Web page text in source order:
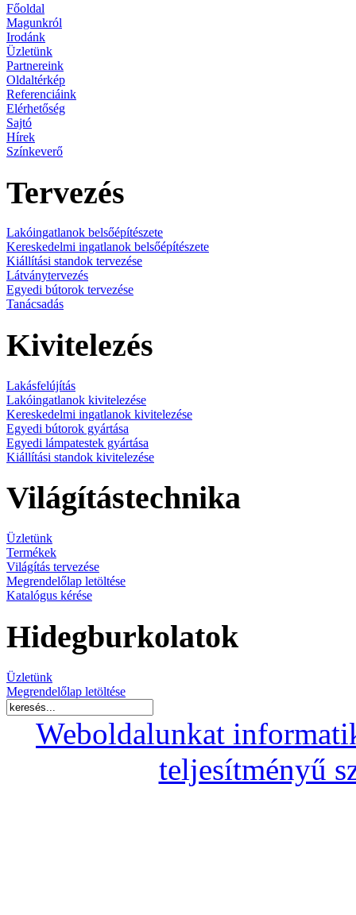
Főoldal
Magunkról
Irodánk
Üzletünk
Partnereink
Oldaltérkép
Referenciáink
Elérhetőség
Sajtó
Hírek
Színkeverő
Tervezés
Lakóingatlanok belsőépítészete
Kereskedelmi ingatlanok belsőépítészete
Kiállítási standok tervezése
Látványtervezés
Egyedi bútorok tervezése
Tanácsadás
Kivitelezés
Lakásfelújítás
Lakóingatlanok kivitelezése
Kereskedelmi ingatlanok kivitelezése
Egyedi bútorok gyártása
Egyedi lámpatestek gyártása
Kiállítási standok kivitelezése
Világítástechnika
Üzletünk
Termékek
Világítás tervezése
Megrendelőlap letöltése
Katalógus kérése
Hidegburkolatok
Üzletünk
Megrendelőlap letöltése
Weboldalunkat
teljesítményű